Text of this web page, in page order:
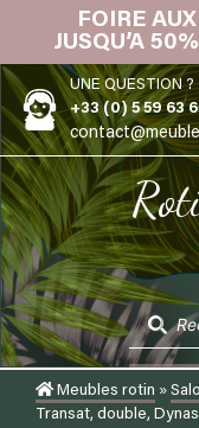
content
FOIRE
JUSQU’A
UNE QUESTION ?
+33 (0) 5 59 63
de
produits
Meubles rotin »
Transat, double,